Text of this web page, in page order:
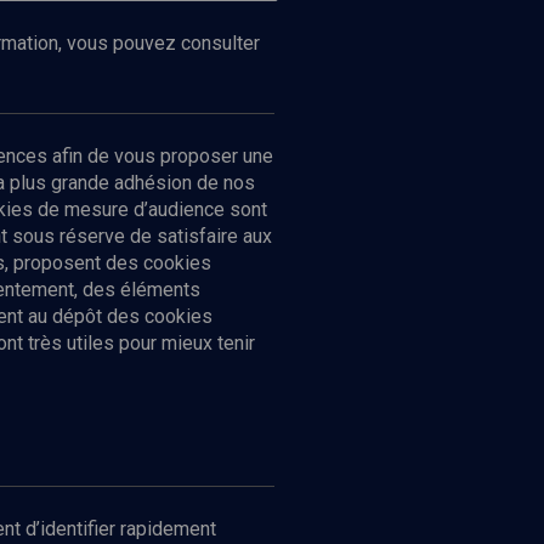
vous pouvez consulter
afin de vous proposer une
grande adhésion de nos
de mesure d’audience sont
sous réserve de satisfaire aux
proposent des cookies
des éléments
au dépôt des cookies
très utiles pour mieux tenir
d’identifier rapidement